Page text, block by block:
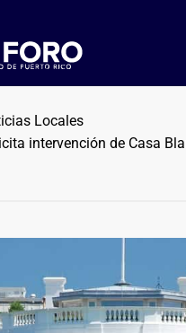
Locales
intervención de Casa